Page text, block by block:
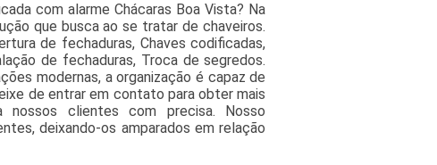
com alarme Chácaras Boa Vista? Na
que busca ao se tratar de chaveiros.
de fechaduras, Chaves codificadas,
de fechaduras, Troca de segredos.
modernas, a organização é capaz de
de entrar em contato para obter mais
nossos clientes com precisa. Nosso
deixando-os amparados em relação